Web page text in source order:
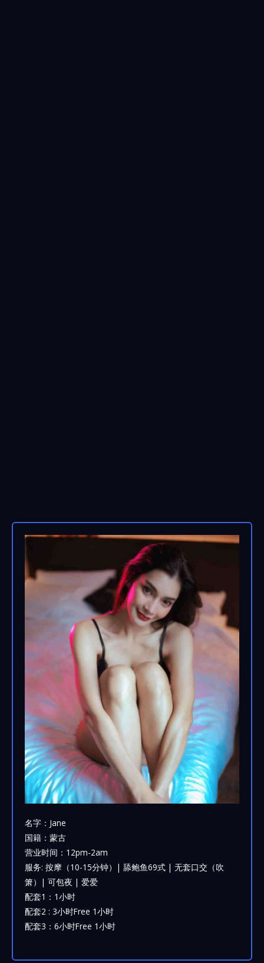
名字：Jane
国籍：蒙古
营业时间：12pm-2am
服务: 按摩（10-15分钟）| 舔鲍鱼69式 | 无套口交（吹
箫）| 可包夜 | 爱爱
配套1：1小时
配套2 : 3小时Free 1小时
配套3：6小时Free 1小时